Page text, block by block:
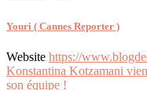
Youri ( Cannes Reporter )
Website https://
Navigation
Konstantina Kotzamani
son équipe !